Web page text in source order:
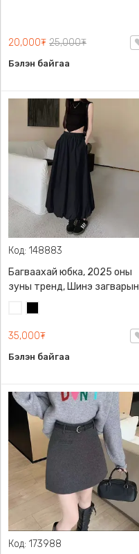
20,000₮ 25,000₮
Бэлэн байгаа
Код: 148883
Багваахай юбка, 2025 оны
зуны тренд, Шинэ загварын
юбка, Биед эвтэйхэн дэгжин
загварлаг
35,000₮
Бэлэн байгаа
Код: 173988